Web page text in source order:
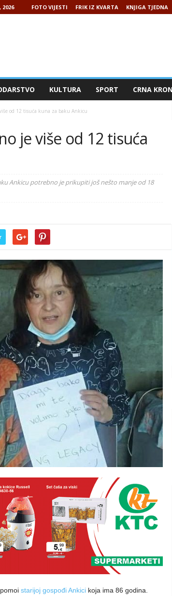
2026 FOTO VIJESTI FRIK IZ KVARTA KNJIGA TJEDNA
KULTURA SPORT CRNA
od 12 tisuća kuna za baku Ankicu
je više od 12 tisuća
Ankicu potrebno je prikupiti još nešto manje od 18
starijoj gospođi Ankicikoja ima 86 godina.